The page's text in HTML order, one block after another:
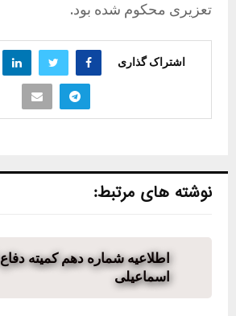
تعزیری محکوم شده بود.
اشتراک گذاری
نوشته های مرتبط:
اطلاعیه شماره دهم کمیته
اسماعیلی